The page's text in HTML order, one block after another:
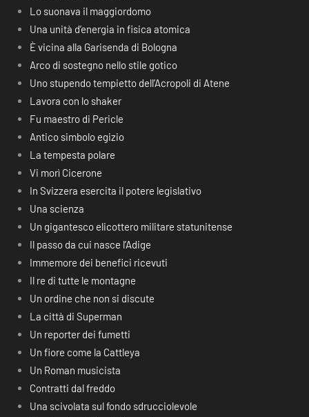
Lo suonava il maggiordomo
Una unità d’energia in fisica atomica
È vicina alla Garisenda di Bologna
Arco di sostegno nello stile gotico
Uno stupendo tempietto dell’Acropoli di Atene
Lavora con lo shaker
Fu maestro di Pericle
Antico simbolo egizio
La tempesta polare
Vi morì Cicerone
In Svizzera esercita il potere legislativo
Una scienza
Un gigantesco elicottero militare statunitense
Il passo da cui nasce l’Adige
Immemore dei benefici ricevuti
Il re di tutte le montagne
Un ordine che non si discute
La città di Superman
Un reporter dei fumetti
Un fiore come la Cattleya
Un Roman musicista
Contratti dal freddo
Una scivolata sul fondo sdrucciolevole